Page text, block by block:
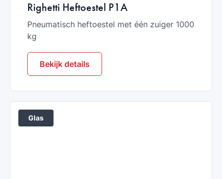
Righetti Heftoestel P1A
Pneumatisch heftoestel met één zuiger 1000
kg
Bekijk details
Glas